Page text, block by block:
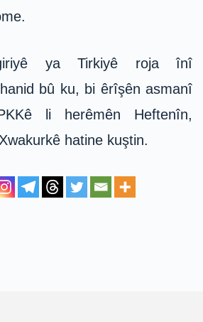
ya Tirkiyê roja înî
bû ku, bi êrîşên asmanî
li herêmên Heftenîn,
hatine kuştin.